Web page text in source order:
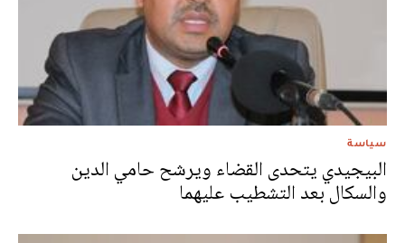
سياسة
البيجيدي يتحدى القضاء ويرشح حامي الدين
والسكال بعد التشطيب عليهما